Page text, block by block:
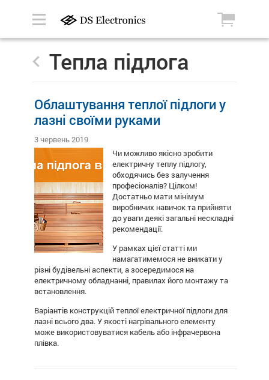
Тепла підлога
Облаштування теплої підлоги у
лазні своїми руками
3 червень 2019
Чи можливо якісно зробити
електричну теплу підлогу,
обходячись без залучення
професіоналів? Цілком!
Достатньо мати мінімум
виробничих навичок та прийняти
до уваги деякі загальні нескладні
рекомендації.
У рамках цієї статті ми
намагатимемося не вникати у
різні будівельні аспекти, а зосередимося на
електричному обладнанні, правилах його монтажу та
встановлення.
Варіантів конструкцій теплої електричної підлоги для
лазні всього два. У якості нагрівального елементу
може використовуватися кабель або інфрачервона
плівка.